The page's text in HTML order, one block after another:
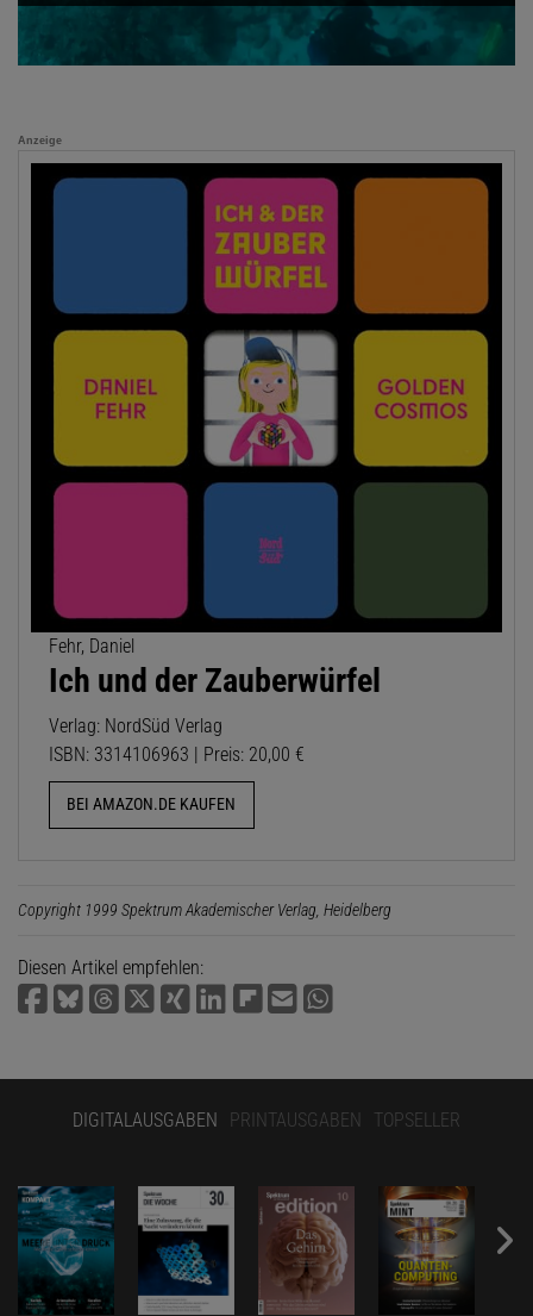
Anzeige
Fehr, Daniel
Ich und der Zauberwürfel
Verlag: NordSüd Verlag
ISBN: 3314106963 | Preis: 20,00 €
BEI AMAZON.DE KAUFEN
Copyright 1999 Spektrum Akademischer Verlag, Heidelberg
Diesen Artikel empfehlen:
DIGITALAUSGABEN PRINTAUSGABEN TOPSELLER